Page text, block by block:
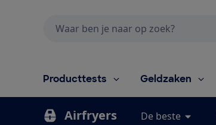
Producttests Geldzaken
Airfryers De beste